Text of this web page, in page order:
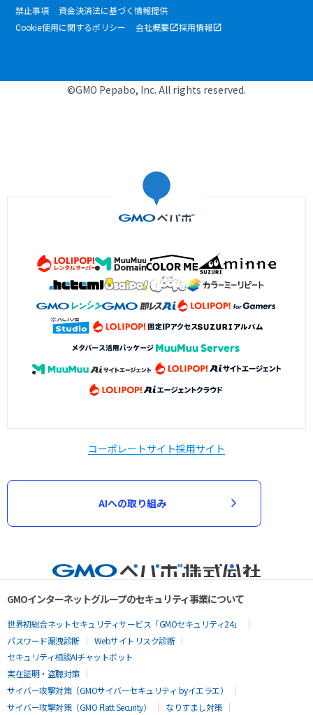
禁止事項
資金決済法に基づく情報提供
Cookie使用に関するポリシー
会社概要 採用情報
©GMO Pepabo, Inc. All rights reserved.
コーポレートサイト採用サイト
AIへの取り組み
GMOインターネットグループのセキュリティ事業について
世界初総合ネットセキュリティサービス「GMOセキュリティ24」
パスワード漏洩診断
Webサイトリスク診断
セキュリティ相談AIチャットボット
実在証明・盗聴対策
サイバー攻撃対策（GMOサイバーセキュリティ byイエラエ）
サイバー攻撃対策（GMO Flatt Security）
なりすまし対策